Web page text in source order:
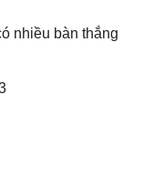
nhiều bàn thắng